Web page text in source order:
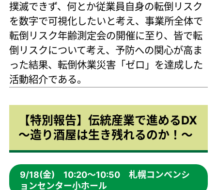
撲滅できず、何とか従業員自身の転倒リスク
を数字で可視化したいと考え、事業所全体で
転倒リスク年齢測定会の開催に至り、皆で転
倒リスクについて考え、予防への関心が高ま
った結果、転倒休業災害「ゼロ」を達成した
活動紹介である。
【特別報告】伝統産業で進めるDX
～造り酒屋は生き残れるのか！～
9/18(金) 10:20～10:50 札幌コンベンシ
ョンセンター小ホール